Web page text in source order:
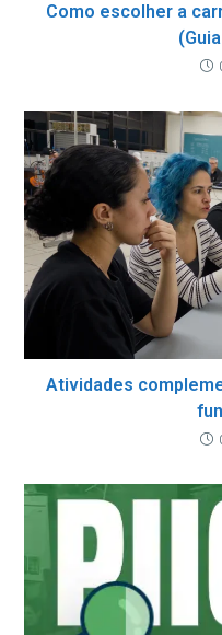
Como escolher a
Atividades